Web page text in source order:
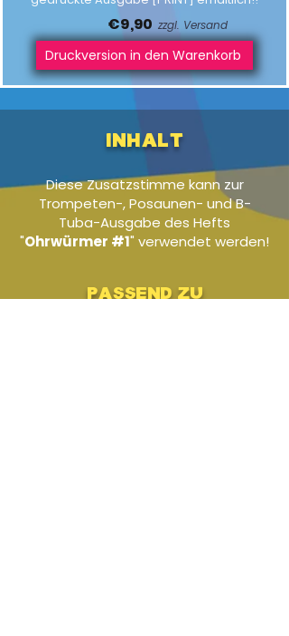
€9,90 zzgl. Versand
Druckversion in den Warenkorb
Inhalt
Diese Zusatzstimme kann zur
Trompeten-, Posaunen- und B-
Tuba-Ausgabe des Hefts
"Ohrwürmer #1" verwendet werden!
passend zu